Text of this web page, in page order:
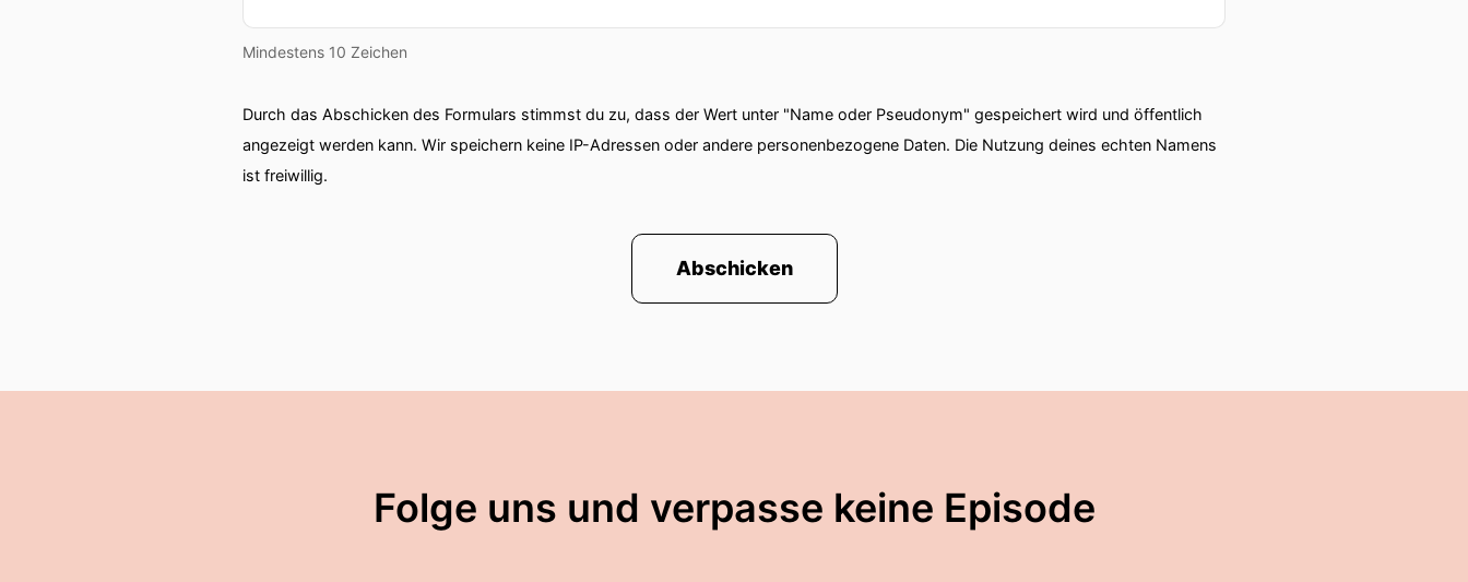
Mindestens 10 Zeichen
Durch das Abschicken des Formulars stimmst du zu, dass der Wert unter "Name oder Pseudonym" gespeichert wird und öffentlich
angezeigt werden kann. Wir speichern keine IP-Adressen oder andere personenbezogene Daten. Die Nutzung deines echten Namens
ist freiwillig.
Abschicken
Folge uns und verpasse keine Episode